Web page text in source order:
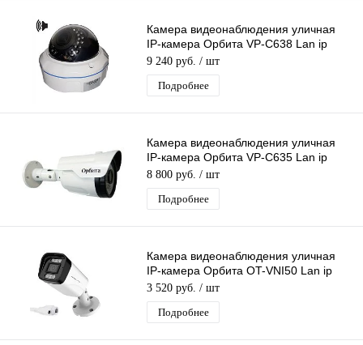
Камера видеонаблюдения уличная
IP-камера Орбита VP-C638 Lan ip
видеокамера 4 Mpix 3,6мм металл
9 240 руб. / шт
Подробнее
Камера видеонаблюдения уличная
IP-камера Орбита VP-C635 Lan ip
видеокамера 4 Mpix 3,6мм H.264
металл
8 800 руб. / шт
Подробнее
Камера видеонаблюдения уличная
IP-камера Орбита OT-VNI50 Lan ip
камера 2 Mpix 2,8 мм для дома и др
3 520 руб. / шт
Подробнее